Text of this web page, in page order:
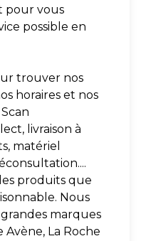
pour vous
possible en
trouver nos
horaires et nos
livraison à
matériel
produits que
Nous
marques
La Roche